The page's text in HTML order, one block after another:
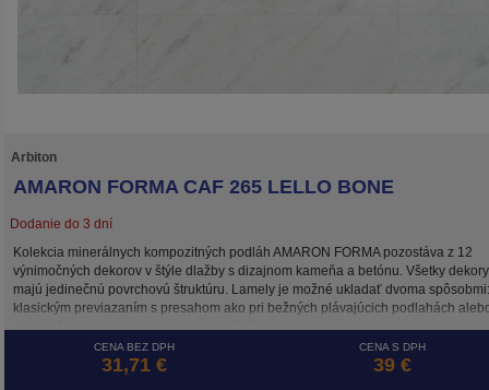
Arbiton
AMARON FORMA CAF 265 LELLO BONE
Dodanie do 3 dní
Kolekcia minerálnych kompozitných podláh AMARON FORMA pozostáva z 12
výnimočných dekorov v štýle dlažby s dizajnom kameňa a betónu. Všetky dekory
majú jedinečnú povrchovú štruktúru. Lamely je možné ukladať dvoma spôsobmi:
klasickým previazaním s presahom ako pri bežných plávajúcich podlahách
ako dlažbu so spojmi vytvárajúcimi kríž. Spájanie lamiel zarovnaných v oboch
smeroch umožňuje systém 5G CROSS, ktorý zaisťuje stabilitu spojov takto
položenej plávajúcej podlahy. Podlaha AMARON FORMA je, rovnako ako
CENA BEZ DPH
31,71 €
CENA S DPH
39 €